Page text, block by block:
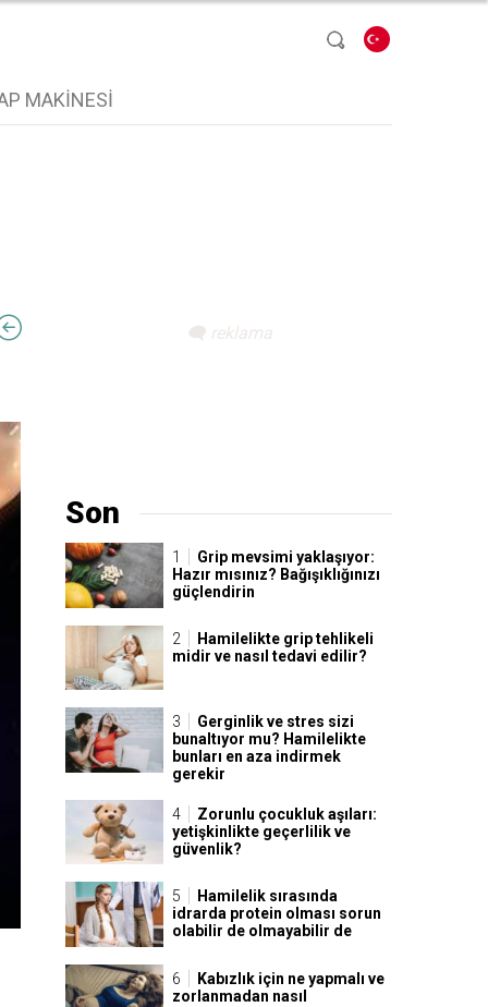
MAKINESI
Son
Grip mevsimi yaklaşıyor:
Hazır mısınız? Bağışıklığınızı
güçlendirin
Hamilelikte grip tehlikeli
midir ve nasıl tedavi edilir?
Gerginlik ve stres sizi
bunaltıyor mu? Hamilelikte
bunları en aza indirmek
gerekir
Zorunlu çocukluk aşıları:
yetişkinlikte geçerlilik ve
güvenlik?
Hamilelik sırasında
idrarda protein olması sorun
olabilir de olmayabilir de
Kabızlık için ne yapmalı ve
zorlanmadan nasıl